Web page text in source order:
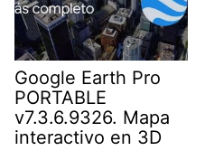
Google Earth Pro
PORTABLE
v7.3.6.9326. Mapa
interactivo en 3D